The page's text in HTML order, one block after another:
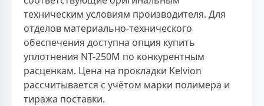
техническим условиям производителя. Для
отделов материально-технического
обеспечения доступна опция купить
уплотнения NT-250M по конкурентным
расценкам. Цена на прокладки Kelvion
рассчитывается с учётом марки полимера и
тиража поставки.